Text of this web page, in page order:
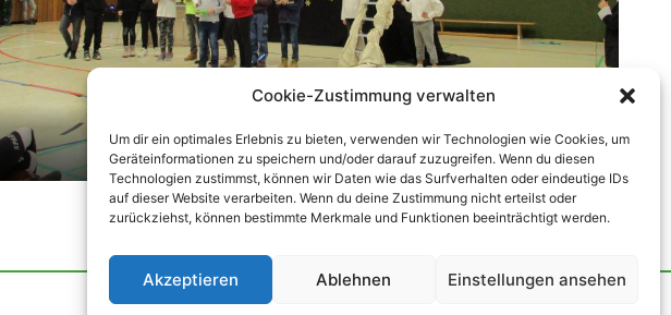
Cookie-Zustimmung verwalten
Um dir ein optimales Erlebnis zu bieten, verwenden wir Technologien wie Cookies, um
Geräteinformationen zu speichern und/oder darauf zuzugreifen. Wenn du diesen
Technologien zustimmst, können wir Daten wie das Surfverhalten oder eindeutige IDs
auf dieser Website verarbeiten. Wenn du deine Zustimmung nicht erteilst oder
zurückziehst, können bestimmte Merkmale und Funktionen beeinträchtigt werden.
Akzeptieren Ablehnen Einstellungen ansehen
Klasse 4